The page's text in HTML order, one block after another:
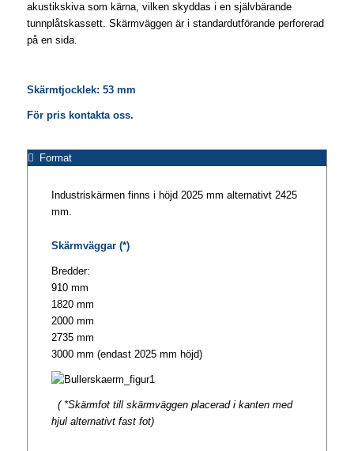
akustikskiva som kärna, vilken skyddas i en självbärande
tunnplåtskassett. Skärmväggen är i standardutförande perforerad
på en sida.
Skärmtjocklek: 53 mm
För pris kontakta oss.
Format
Industriskärmen finns i höjd 2025 mm alternativt 2425
mm.
Skärmväggar (*)
Bredder:
910 mm
1820 mm
2000 mm
2735 mm
3000 mm (endast 2025 mm höjd)
( *Skärmfot till skärmväggen placerad i kanten med
hjul alternativt fast fot)